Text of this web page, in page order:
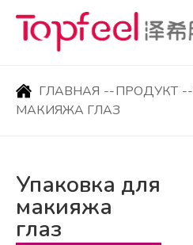
ГЛАВНАЯ --ПРОДУКТ --
МАКИЯЖА ГЛАЗ
Упаковка для
макияжа
глаз